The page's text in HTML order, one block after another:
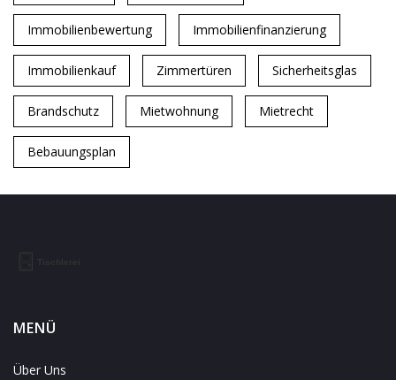
Immobilienbewertung Immobilienfinanzierung
Immobilienkauf Zimmertüren Sicherheitsglas
Brandschutz Mietwohnung Mietrecht
Bebauungsplan
MENÜ
Über Uns